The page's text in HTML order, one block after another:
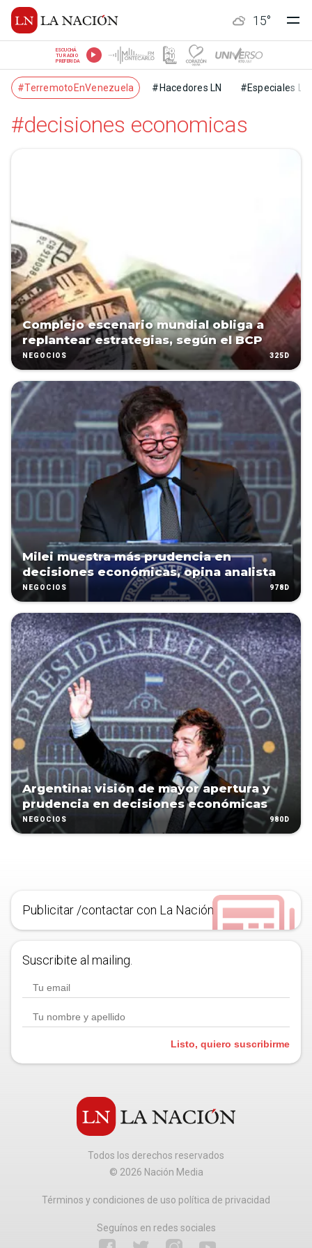
15°
ESCUCHÁ
TU RADIO
PREFERIDA
#TerremotoEnVenezuela #Hacedores LN #Especiales LN
#decisiones economicas
Complejo escenario mundial obliga a
replantear estrategias, según el BCP
NEGOCIOS 325D
Milei muestra más prudencia en
decisiones económicas, opina analista
NEGOCIOS 978D
Argentina: visión de mayor apertura y
prudencia en decisiones económicas
NEGOCIOS 980D
Publicitar /contactar con La Nación
Suscribite al mailing.
Listo, quiero suscribirme
Todos los derechos reservados
© 2026 Nación Media
Términos y condiciones de uso política de privacidad
Seguínos en redes sociales